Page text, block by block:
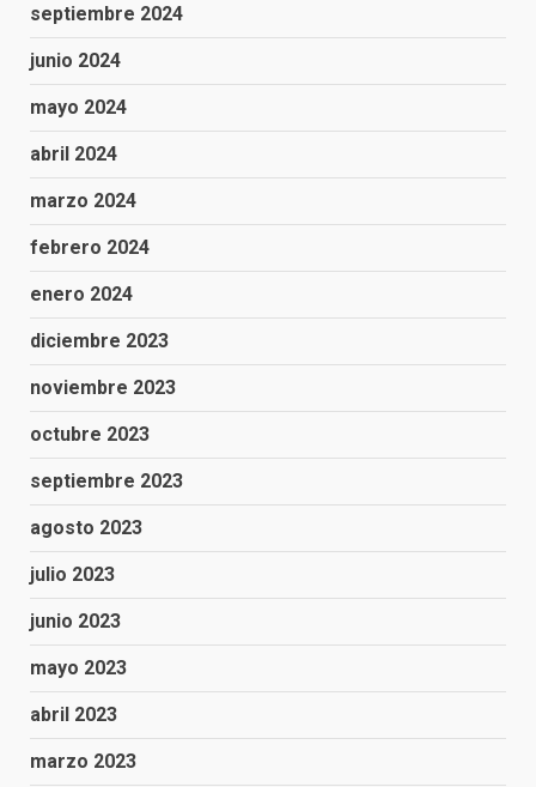
septiembre 2024
junio 2024
mayo 2024
abril 2024
marzo 2024
febrero 2024
enero 2024
diciembre 2023
noviembre 2023
octubre 2023
septiembre 2023
agosto 2023
julio 2023
junio 2023
mayo 2023
abril 2023
marzo 2023